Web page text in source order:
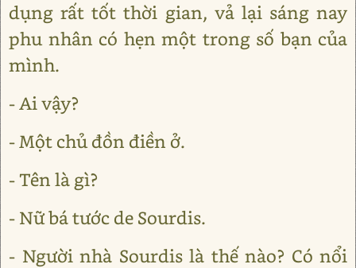
dụng rất tốt thời gian, vả lại sáng nay
phu nhân có hẹn một trong số bạn của
mình.
- Ai vậy?
- Một chủ đồn điền ở.
- Tên là gì?
- Nữ bá tước de Sourdis.
- Người nhà Sourdis là thế nào? Có nổi